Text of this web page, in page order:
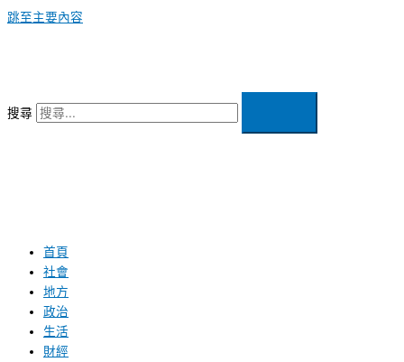
跳至主要內容
搜尋
首頁
社會
地方
政治
生活
財經